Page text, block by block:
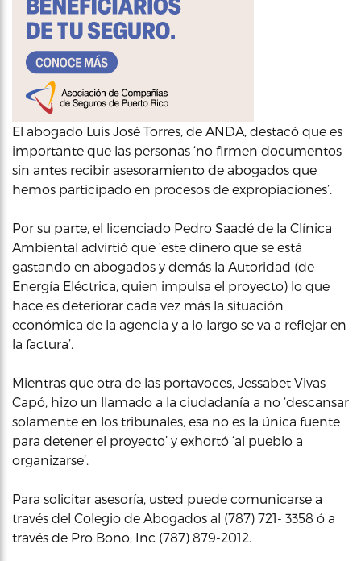
El abogado Luis José Torres, de ANDA, destacó que es
importante que las personas ‘no firmen documentos
sin antes recibir asesoramiento de abogados que
hemos participado en procesos de expropiaciones’.
Por su parte, el licenciado Pedro Saadé de la Clínica
Ambiental advirtió que ‘este dinero que se está
gastando en abogados y demás la Autoridad (de
Energía Eléctrica, quien impulsa el proyecto) lo que
hace es deteriorar cada vez más la situación
económica de la agencia y a lo largo se va a reflejar en
la factura’.
Mientras que otra de las portavoces, Jessabet Vivas
Capó, hizo un llamado a la ciudadanía a no ‘descansar
solamente en los tribunales, esa no es la única fuente
para detener el proyecto’ y exhortó ‘al pueblo a
organizarse’.
Para solicitar asesoría, usted puede comunicarse a
través del Colegio de Abogados al (787) 721- 3358 ó a
través de Pro Bono, Inc (787) 879-2012.